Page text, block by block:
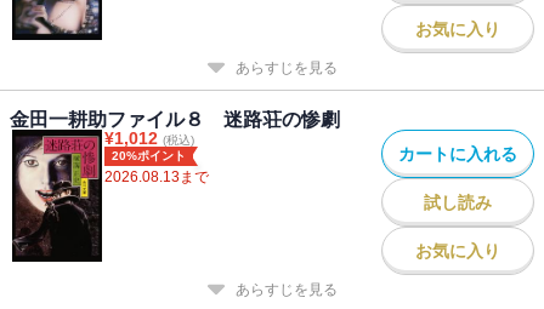
お気に入り
あらすじを見る
金田一耕助ファイル８ 迷路荘の惨劇
¥1,012 (税込)
20%ポイント
2026.08.13まで
カートに入れる
試し読み
お気に入り
あらすじを見る